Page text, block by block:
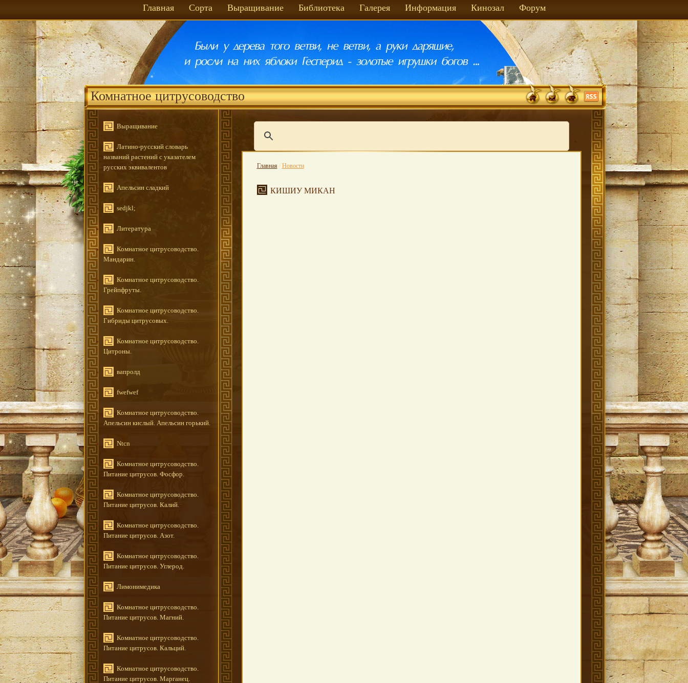
Главная Сорта Выращивание Библиотека Галерея Информация Кинозал Форум
Комнатное цитрусоводство
Выращивание
Латино-русский словарь
названий растений с указателем
русских эквивалентов
Апельсин сладкий
sedjkl;
Литература
Комнатное цитрусоводство.
Мандарин.
Комнатное цитрусоводство.
Грейпфруты.
Комнатное цитрусоводство.
Гибриды цитрусовых.
Комнатное цитрусоводство.
Цитроны.
вапролд
fwefwef
Комнатное цитрусоводство.
Апельсин кислый. Апельсин горький.
Ntcn
Комнатное цитрусоводство.
Питание цитрусов. Фосфор.
Комнатное цитрусоводство.
Питание цитрусов. Калий.
Комнатное цитрусоводство.
Питание цитрусов. Азот.
Комнатное цитрусоводство.
Питание цитрусов. Углерод.
Лимонимедика
Комнатное цитрусоводство.
Питание цитрусов. Магний.
Комнатное цитрусоводство.
Питание цитрусов. Кальций.
Комнатное цитрусоводство.
Питание цитрусов. Марганец.
Главная/ Новости
КИШИУ МИКАН